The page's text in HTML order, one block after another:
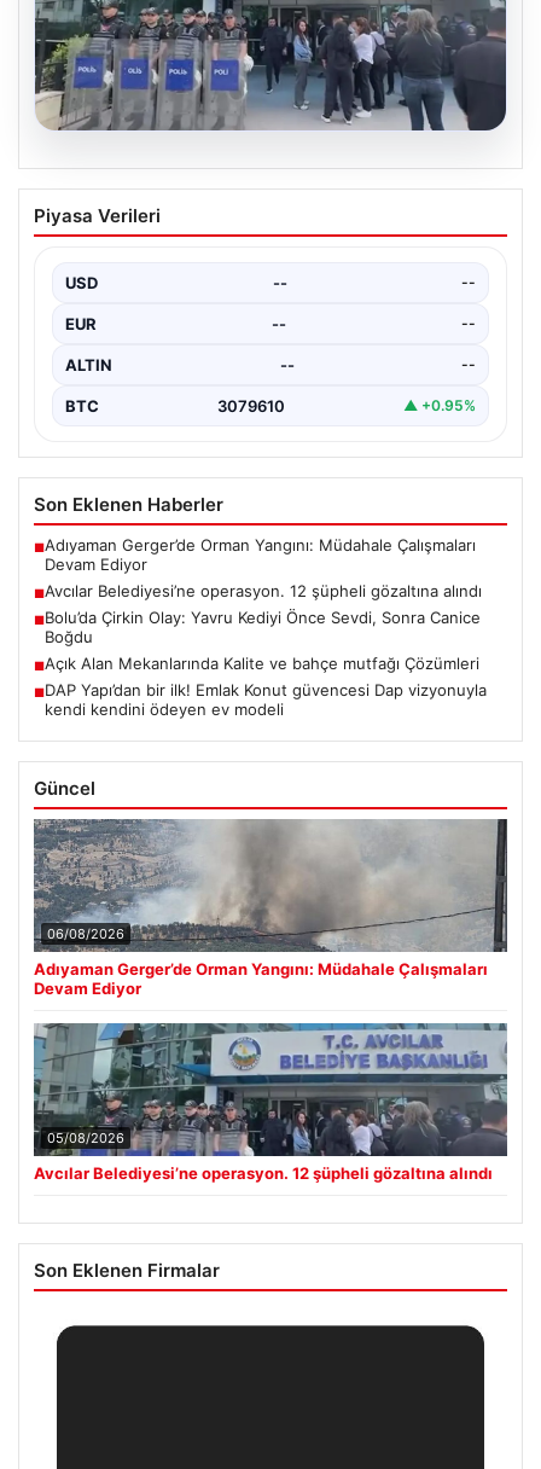
Avcılar Belediyesi’ne operasyon. 12
şüpheli gözaltına alındı
Piyasa Verileri
USD -- --
EUR -- --
ALTIN -- --
BTC 3079610 ▲ +0.95%
Son Eklenen Haberler
■Adıyaman Gerger’de Orman Yangını: Müdahale Çalışmaları
Devam Ediyor
■Avcılar Belediyesi’ne operasyon. 12 şüpheli gözaltına alındı
■Bolu’da Çirkin Olay: Yavru Kediyi Önce Sevdi, Sonra Canice
Boğdu
■Açık Alan Mekanlarında Kalite ve bahçe mutfağı Çözümleri
■DAP Yapı’dan bir ilk! Emlak Konut güvencesi Dap vizyonuyla
kendi kendini ödeyen ev modeli
Güncel
06/08/2026
Adıyaman Gerger’de Orman Yangını: Müdahale Çalışmaları
Devam Ediyor
05/08/2026
Avcılar Belediyesi’ne operasyon. 12 şüpheli gözaltına alındı
Son Eklenen Firmalar